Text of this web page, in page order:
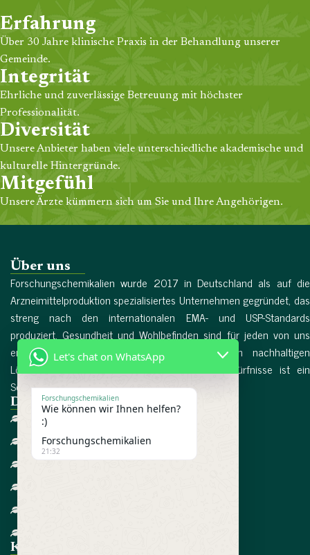
Erfahrung
Über 30 Jahre klinische Praxis in der Behandlung unserer
Gemeinde.
Integrität
Ehrliche und zuverlässige Betreuung mit höchster
Professionalität.
Diversität
Unsere Anbieter haben viele unterschiedliche akademische und
kulturelle Hintergründe.
Mitgefühl
Unsere Ärzte kümmern sich um Sie und Ihre Angehörigen.
Über uns
Forschungschemikalien wurde 2017 in Deutschland als auf die
Arzneimittelproduktion spezialisiertes Unternehmen gegründet, das
streng nach den internationalen EMA- und USP-Standards
produziert. Gesundheit und Wohlbefinden sind für jeden von uns
entscheidende Faktoren, und die Suche nach nachhaltigen
Lösungen für die dringendsten Gesundheitsbedürfnisse ist ein
Schlüsselfaktor in unserem Leben. Mehr lesen...
Direktlinks
Heim
Über uns
Referenzen
Kategorie-Links
Let's chat on WhatsApp
Forschungschemikalien
Wie können wir Ihnen helfen?
:)
Forschungschemikalien
21:32